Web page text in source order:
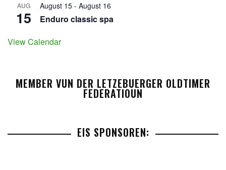
AUG
15
August 15 - August 16
Enduro classic spa
View Calendar
MEMBER VUN DER LETZEBUERGER OLDTIMER
FEDERATIOUN
EIS SPONSOREN: